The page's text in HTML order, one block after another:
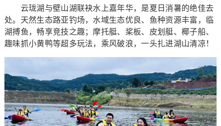
云珑湖与壁山湖联袂水上嘉年华，是夏日消暑的绝佳去
处。天然生态路亚钓场，水域生态优良、鱼种资源丰富，临
湖搏鱼，畅享竞技之趣；摩托艇、桨板、皮划艇、椰子船、
趣味抓小黄鸭等超多玩法，乘风破浪，一头扎进湖山清凉！